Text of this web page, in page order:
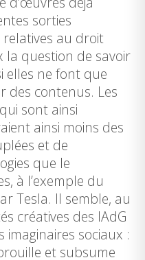
sorties
au droit
la question de savoir
elles ne font que
des contenus. Les
sont ainsi
ainsi moins des
et de
que le
à l’exemple du
Tesla. Il semble, au
créatives des IAdG
sociaux :
et subsume